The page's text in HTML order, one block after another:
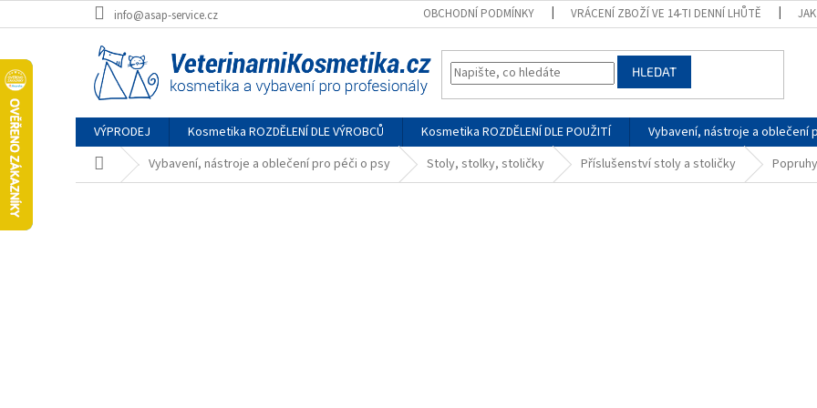
na
info@asap-service.cz OBCHODNÍ PODMÍNKY VRÁCENÍ ZBOŽÍ VE 14-TI DENNÍ LHŮTĚ
HLEDAT
VÝPRODEJ Kosmetika ROZDĚLENÍ DLE VÝROBCŮ Kosmetika ROZDĚLENÍ DLE POUŽITÍ Vybavení, nástroje a oblečení
Domů Vybavení, nástroje a oblečení pro péči o psy Stoly, stolky, stoličky Příslušenství stoly a stoličky